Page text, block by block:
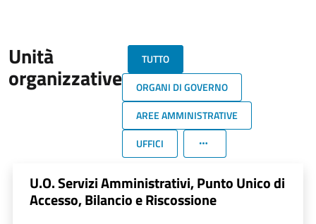
Unità
organizzative
TUTTO
ORGANI DI GOVERNO
AREE AMMINISTRATIVE
UFFICI
U.O. Servizi Amministrativi, Punto Unico di
Accesso, Bilancio e Riscossione